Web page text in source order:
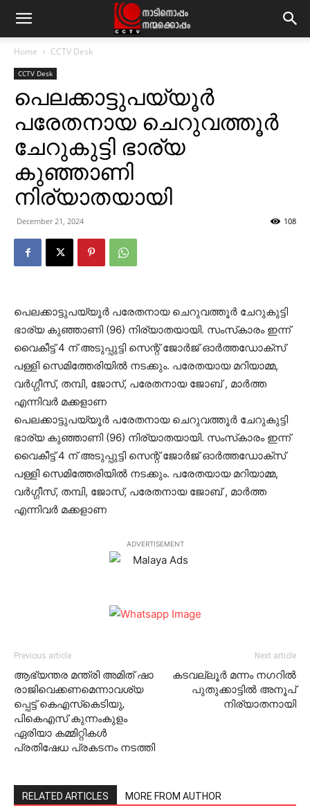
Home CCTV Desk
CCTV Desk
പെലക്കാട്ടുപയ്യൂര്‍
പരേതനായ ചെറുവത്തൂര്‍
ചേറുകുട്ടി ഭാര്യ
കുഞ്ഞാണി
നിര്യാതയായി
December 21, 2024 108
പെലക്കാട്ടുപയ്യൂര്‍ പരേതനായ ചെറുവത്തൂര്‍ ചേറുകുട്ടി
ഭാര്യ കുഞ്ഞാണി (96) നിര്യാതയായി. സംസ്‌കാരം ഇന്ന്
വൈകീട്ട് 4 ന് അടുപ്പുട്ടി സെന്റ് ജോര്‍ജ് ഓര്‍ത്തഡോക്‌സ്
പള്ളി സെമിത്തേരിയില്‍ നടക്കും. പരേതയായ മറിയാമ്മ,
വര്‍ഗ്ഗീസ്, തമ്പി, ജോസ്, പരേതനായ ജോബ് , മാര്‍ത്ത
എന്നിവര്‍ മക്കളാണ
പെലക്കാട്ടുപയ്യൂര്‍ പരേതനായ ചെറുവത്തൂര്‍ ചേറുകുട്ടി
ഭാര്യ കുഞ്ഞാണി (96) നിര്യാതയായി. സംസ്‌കാരം ഇന്ന്
വൈകീട്ട് 4 ന് അടുപ്പുട്ടി സെന്റ് ജോര്‍ജ് ഓര്‍ത്തഡോക്‌സ്
പള്ളി സെമിത്തേരിയില്‍ നടക്കും. പരേതയായ മറിയാമ്മ,
വര്‍ഗ്ഗീസ്, തമ്പി, ജോസ്, പരേതനായ ജോബ് , മാര്‍ത്ത
എന്നിവര്‍ മക്കളാണ
ADVERTISEMENT
Previous article
ആഭ്യന്തര മന്ത്രി അമിത് ഷാ
രാജിവെക്കണമെന്നാവശ്യ
പ്പെട്ട് കെഎസ്‌കെടിയു,
പികെഎസ് കുന്നംകുളം
ഏരിയാ കമ്മിറ്റികള്‍
പ്രതിഷേധ പ്രകടനം നടത്തി
Next article
കടവല്ലൂര്‍ മന്നം നഗറില്‍
പുതുക്കാട്ടില്‍ അനൂപ്
നിര്യാതനായി
RELATED ARTICLES MORE FROM AUTHOR